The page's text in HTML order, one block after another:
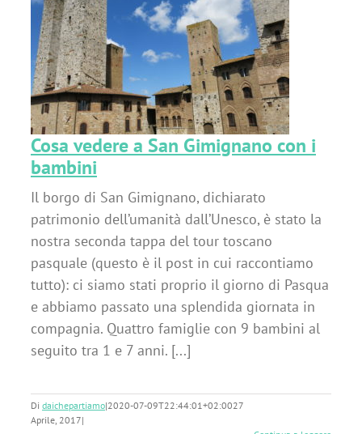
Cosa vedere a San Gimignano con i
bambini
Il borgo di San Gimignano, dichiarato
patrimonio dell’umanità dall’Unesco, è stato la
nostra seconda tappa del tour toscano
pasquale (questo è il post in cui raccontiamo
tutto): ci siamo stati proprio il giorno di Pasqua
e abbiamo passato una splendida giornata in
compagnia. Quattro famiglie con 9 bambini al
seguito tra 1 e 7 anni. [...]
Di daichepartiamo|2020-07-09T22:44:01+02:0027
Aprile, 2017|